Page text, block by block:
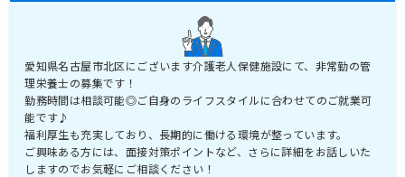
愛知県名古屋市北区にございます介護老人保健施設にて、非常勤の管
理栄養士の募集です！
勤務時間は相談可能◎ご自身のライフスタイルに合わせてのご就業可
能です♪
福利厚生も充実しており、長期的に働ける環境が整っています。
ご興味ある方には、面接対策ポイントなど、さらに詳細をお話しいた
しますのでお気軽にご相談ください！